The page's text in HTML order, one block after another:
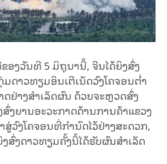
ຂອງວັນ​ທີ 5 ມິ​ຖຸ​ນາ​ນີ້, ຈີນ​ໄດ້​ຍິງ​ສົ່ງ​
ດາວ​ທຽມ​ອິນ​ເຕີ​ເນັດວົງ​ໂຄ​ຈອນ​​ຕ່ຳ
ຢ່າງ​ສຳ​ເລັດ​ຜົນ ດ້ວຍ​ຈະ​ຫຼວດ​ສົ່ງ​
ສົ່ງຍານອະວະກາດ​ດ້ານການຄ້າແຂວງ
ສູ່​ວົງ​ໂຄ​ຈອນ​ທີ່​ກຳ​ນົດ​ໄວ້​ຢ່າງ​ສະ​ດວກ,
ສົ່ງດາວ​ທຽມ​ຄັ້ງ​ນີ້​ໄດ້​ຮັບ​ຜົນ​ສຳ​ເລັດ​